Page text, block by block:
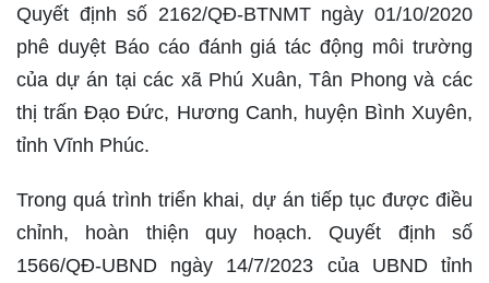
Quyết định số 2162/QĐ-BTNMT ngày 01/10/2020
phê duyệt Báo cáo đánh giá tác động môi trường
của dự án tại các xã Phú Xuân, Tân Phong và các
thị trấn Đạo Đức, Hương Canh, huyện Bình Xuyên,
tỉnh Vĩnh Phúc.
Trong quá trình triển khai, dự án tiếp tục được điều
chỉnh, hoàn thiện quy hoạch. Quyết định số
1566/QĐ-UBND ngày 14/7/2023 của UBND tỉnh